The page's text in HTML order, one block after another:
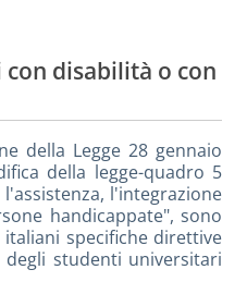
disabilità o con
della Legge 28 gennaio
della legge-quadro 5
l'integrazione
handicappate", sono
specifiche direttive
studenti universitari